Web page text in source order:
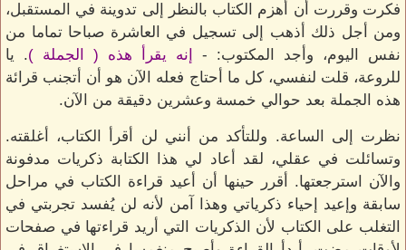
فكرت وقررت أن أهزم الكتاب بالنظر إلى تدوينة في المستقبل،
ومن أجل ذلك أذهب إلى تسجيل في العاشرة صباحا تماما من
نفس اليوم، وأجد المكتوب: -
إنه يقرأ هذه ( الجملة ). يا
للروعة، قلت لنفسي، كل ما أحتاج فعله الآن هو أن أتجنب قرائة
هذه الجملة بعد حوالي خمسة وعشرين دقيقة من الآن.
نظرت إلى الساعة. وللتأكد من أنني لن أقرأ الكتاب، أغلقته.
وتسائلت في عقلي، لقد أعاد لي هذا الكتابة ذكريات مدفونة
والآن استرجعتها. أقرر حينها أن أعيد قراءة الكتاب في مراحل
سابقة وإعيد إحياء ذكرياتي وهذا آمن لأنه لن يُفسد تجربتي في
التغلب على الكتاب لأن الذكريات التي أريد قراءتها في صفحات